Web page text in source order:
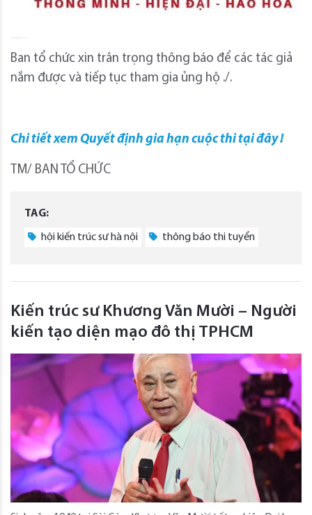
Ban tổ chức xin trân trọng thông báo để các tác giả
nắm được và tiếp tục tham gia ủng hộ ./.
Chi tiết xem Quyết định gia hạn cuộc thi tại đây !
TM/ BAN TỔ CHỨC
TAG:
hội kiến trúc sư hà nội thông báo thi tuyển
Kiến trúc sư Khương Văn Mười – Người
kiến tạo diện mạo đô thị TPHCM